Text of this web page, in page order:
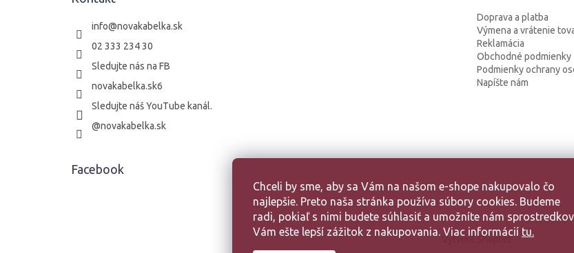
Chceli by sme, aby sa Vám na našom e-shope nakupovalo čo
najlepšie. Preto naša stránka používa súbory cookies. Budeme
radi, pokiaľ s nimi budete súhlasiť a umožníte nám
Vám ešte lepší zážitok z nakupovania. Viac informácií tu.
info@novakabelka.sk
02 333 234 30
Sledujte nás na FB
novakabelka.sk6
Sledujte náš YouTube kanál.
@novakabelka.sk
Doprava a platba
Výmena a vrátenie
Reklamácia
Obchodné podmienky
Podmienky ochrany
Napíšte nám
Facebook
Vytvoril Shoptet